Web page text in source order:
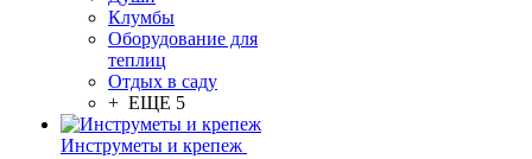
Клумбы
Оборудование для
теплиц
Отдых в саду
+ ЕЩЕ 5
Инструметы и крепеж